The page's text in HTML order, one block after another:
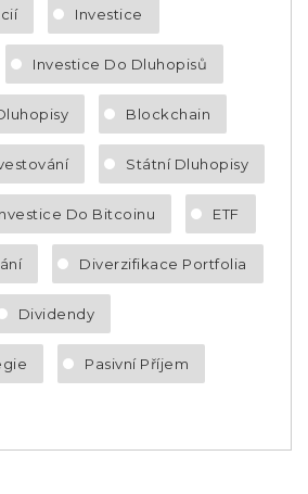
Investice
Investice Do Dluhopisů
Blockchain
Státní Dluhopisy
Do Bitcoinu ETF
Diverzifikace Portfolia
Dividendy
Pasivní Příjem